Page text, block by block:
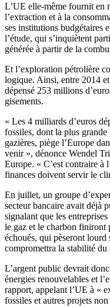
L’UE elle-même fournit en
l’extraction et à la
ses institutions budgétaires
l’étude, qui s’inquiètent
générée à partir de la
Et l’exploration pétrolière
logique. Ainsi, entre 2014
dépensé 253 millions
gisements.
« Les 4 milliards d’euros
fossiles, dont la plus
gazières, piège l’Europe
venir », dénonce Wendel
Europe. « C’est contraire à
finances doivent servir le
En juillet, un groupe
secteur bancaire avait déjà
signalant que les
le gaz et le charbon finiront
échoués, qui pèseront
compromettra la stabilité
L’argent public devrait
énergies renouvelables et
rapport, appelant l’UE à «
fossiles et autres projets